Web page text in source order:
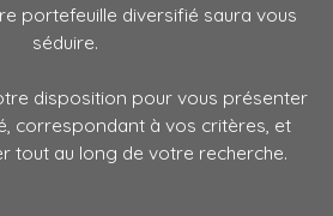
portefeuille diversifié saura vous
séduire.
disposition pour vous présenter
correspondant à vos critères, et
tout au long de votre recherche.